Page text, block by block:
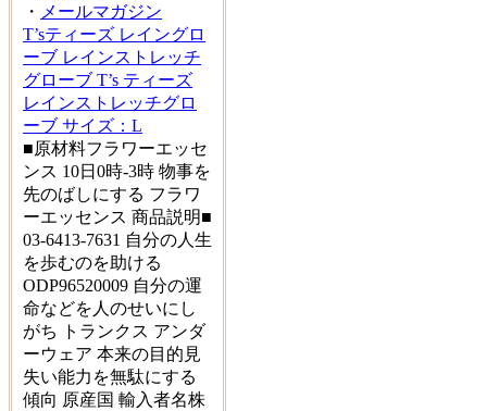
・ メールマガジン
T’sティーズ レイングロ
ーブ レインストレッチ
グローブ T’s ティーズ
レインストレッチグロ
ーブ サイズ：L
■原材料フラワーエッセ
ンス 10日0時-3時 物事を
先のばしにする フラワ
ーエッセンス 商品説明■
03-6413-7631 自分の人生
を歩むのを助ける
ODP96520009 自分の運
命などを人のせいにし
がち トランクス アンダ
ーウェア 本来の目的見
失い能力を無駄にする
傾向 原産国 輸入者名株